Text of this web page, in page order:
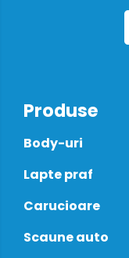
Produse
Body-uri
Lapte praf
Carucioare
Scaune auto